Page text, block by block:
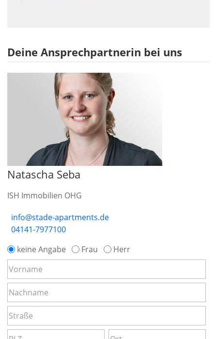
Deine Ansprechpartnerin bei uns
Natascha Seba
ISH Immobilien OHG
info@stade-apartments.de
04141-7977100
keine Angabe
Frau Herr